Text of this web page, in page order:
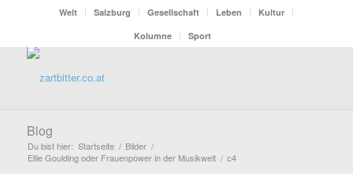
Welt Salzburg Gesellschaft Leben
Kultur
Kolumne
Sport
Blog
Du bist hier: Startseite / Bilder /
Ellie Goulding oder Frauenpower in der Musikwelt / c4